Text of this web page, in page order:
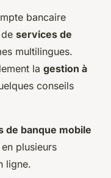
bancaire
services de
multilingues.
la gestion à
conseils
de banque mobile
plusieurs
ligne.